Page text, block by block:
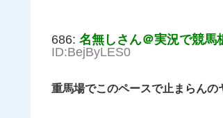
686: 名無しさん＠実況で競馬
ID:BejByLES0
重馬場でこのペースで止まらんの